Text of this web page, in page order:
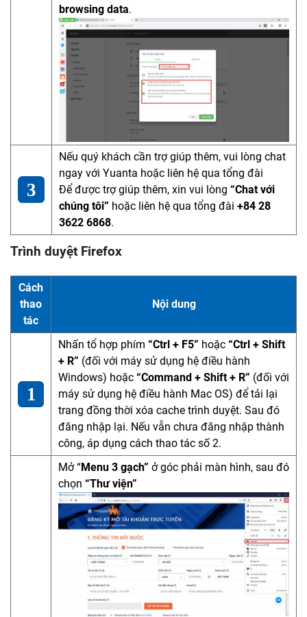
browsing data.
Nếu quý khách cần trợ giúp thêm, vui lòng chat
ngay với Yuanta hoặc liên hệ qua tổng đài
Để được trợ giúp thêm, xin vui lòng “Chat với
chúng tôi” hoặc liên hệ qua tổng đài +84 28
3622 6868.
Trình duyệt Firefox
Cách
thao
tác
Nội dung
Nhấn tổ hợp phím “Ctrl + F5” hoặc “Ctrl + Shift
+ R” (đối với máy sử dụng hệ điều hành
Windows) hoặc “Command + Shift + R” (đối với
máy sử dụng hệ điều hành Mac OS) để tải lại
trang đồng thời xóa cache trình duyệt. Sau đó
đăng nhập lại. Nếu vẫn chưa đăng nhập thành
công, áp dụng cách thao tác số 2.
Mở “Menu 3 gạch” ở góc phải màn hình, sau đó
chọn “Thư viện”